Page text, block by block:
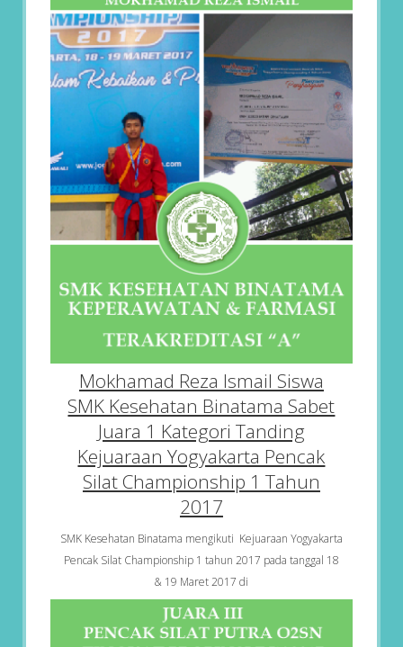
Mokhamad Reza Ismail Siswa
SMK Kesehatan Binatama Sabet
Juara 1 Kategori Tanding
Kejuaraan Yogyakarta Pencak
Silat Championship 1 Tahun
2017
SMK Kesehatan Binatama mengikuti Kejuaraan Yogyakarta
Pencak Silat Championship 1 tahun 2017 pada tanggal 18
& 19 Maret 2017 di